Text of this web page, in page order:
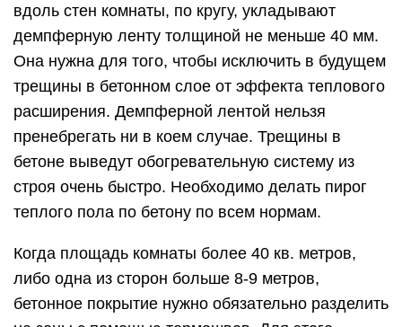
вдоль стен комнаты, по кругу, укладывают
демпферную ленту толщиной не меньше 40 мм.
Она нужна для того, чтобы исключить в будущем
трещины в бетонном слое от эффекта теплового
расширения. Демпферной лентой нельзя
пренебрегать ни в коем случае. Трещины в
бетоне выведут обогревательную систему из
строя очень быстро. Необходимо делать пирог
теплого пола по бетону по всем нормам.
Когда площадь комнаты более 40 кв. метров,
либо одна из сторон больше 8-9 метров,
бетонное покрытие нужно обязательно разделить